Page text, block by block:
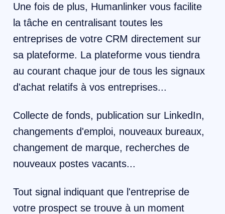
Une fois de plus, Humanlinker vous facilite
la tâche en centralisant toutes les
entreprises de votre CRM directement sur
sa plateforme. La plateforme vous tiendra
au courant chaque jour de tous les signaux
d'achat relatifs à vos entreprises...
Collecte de fonds, publication sur LinkedIn,
changements d'emploi, nouveaux bureaux,
changement de marque, recherches de
nouveaux postes vacants...
Tout signal indiquant que l'entreprise de
votre prospect se trouve à un moment